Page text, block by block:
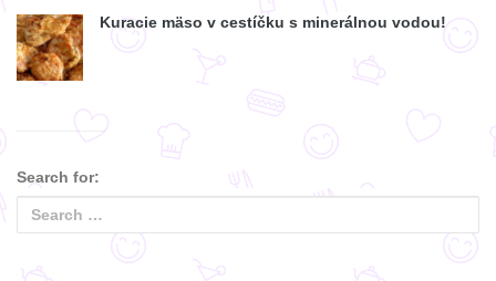
Kuracie mäso v cestíčku s minerálnou vodou!
Search for: